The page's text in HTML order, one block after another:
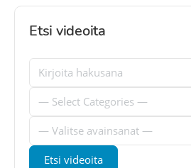
Etsi videoita